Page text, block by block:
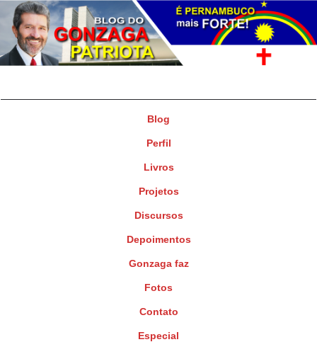
Blog
Perfil
Livros
Projetos
Discursos
Depoimentos
Gonzaga faz
Fotos
Contato
Especial